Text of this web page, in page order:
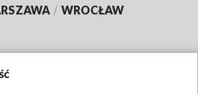
/ WROCŁAW